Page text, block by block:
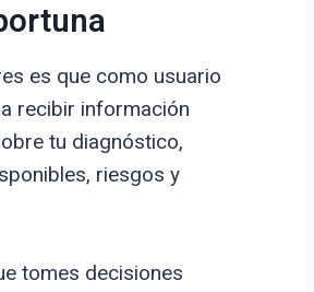
es que como usuario
recibir información
tu diagnóstico,
riesgos y
tomes decisiones